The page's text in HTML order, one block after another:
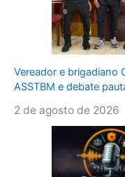
Vereador e brigadiano
ASSTBM e debate
2 de agosto de 2026